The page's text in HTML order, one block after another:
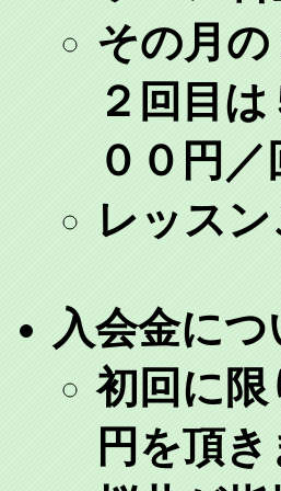
その月
２回目
００円／
レッス
入会金につ
初回に限
円を頂き